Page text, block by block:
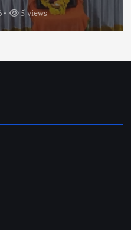
7 views